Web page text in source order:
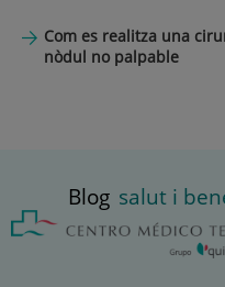
Com es realitza una
nòdul no palpable
Blog salut i